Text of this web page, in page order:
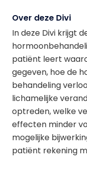
Over deze Divi
In deze Divi krijgt
patiënt leert
gegeven, hoe de
behandeling
lichamelijke
optreden, welke
effecten minder
mogelijke
patiënt rekening